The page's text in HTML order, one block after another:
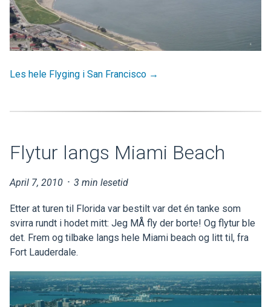
Les hele Flyging i San Francisco →
Flytur langs Miami Beach
April 7, 2010 · 3 min lesetid
Etter at turen til Florida var bestilt var det én tanke som
svirra rundt i hodet mitt: Jeg MÅ fly der borte! Og flytur ble
det. Frem og tilbake langs hele Miami beach og litt til, fra
Fort Lauderdale.